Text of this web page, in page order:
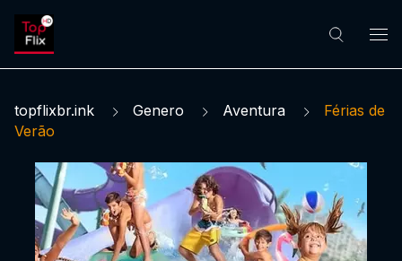
topflixbr.ink Genero Aventura
Férias de
Verão